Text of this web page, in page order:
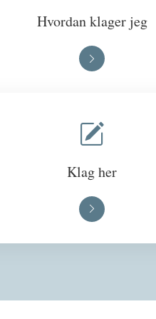
Hvordan klager jeg
Klag her